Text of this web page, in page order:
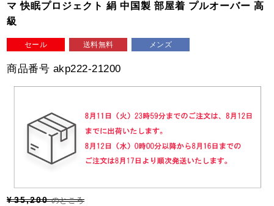
マ 快眠プロジェクト 絹 中国製 部屋着 プルオーバー 高
級
セール 送料無料 メンズ
商品番号 akp222-21200
¥ 35,200 のところ